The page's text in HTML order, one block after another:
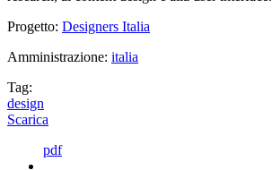
Progetto: Designers Italia
Amministrazione: italia
Tag:
design
Scarica
pdf